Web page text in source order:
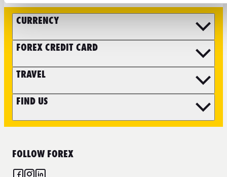
CURRENCY
FOREX CREDIT CARD
TRAVEL
FIND US
FOLLOW FOREX